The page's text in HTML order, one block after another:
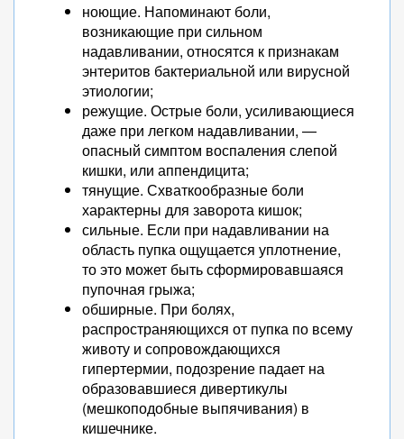
ноющие. Напоминают боли,
возникающие при сильном
надавливании, относятся к признакам
энтеритов бактериальной или вирусной
этиологии;
режущие. Острые боли, усиливающиеся
даже при легком надавливании, —
опасный симптом воспаления слепой
кишки, или аппендицита;
тянущие. Схваткообразные боли
характерны для заворота кишок;
сильные. Если при надавливании на
область пупка ощущается уплотнение,
то это может быть сформировавшаяся
пупочная грыжа;
обширные. При болях,
распространяющихся от пупка по всему
животу и сопровождающихся
гипертермии, подозрение падает на
образовавшиеся дивертикулы
(мешкоподобные выпячивания) в
кишечнике.